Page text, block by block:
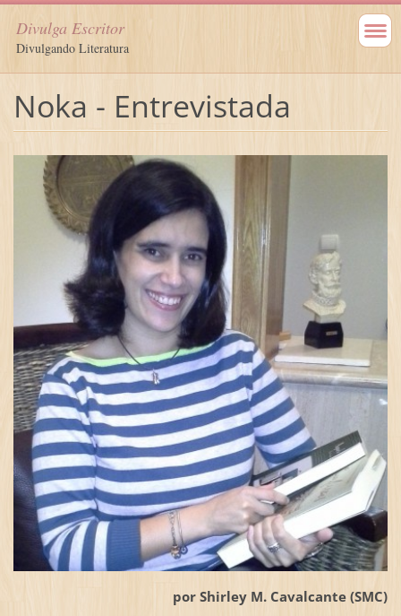
Divulga Escritor
Divulgando Literatura
Noka - Entrevistada
por Shirley M. Cavalcante (SMC)